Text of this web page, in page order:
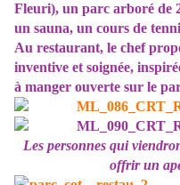
Fleuri), un parc arboré de
un sauna, un cours de
Au restaurant, le chef
inventive et soignée,
à manger ouverte sur le
Les personnes qui
offrir un